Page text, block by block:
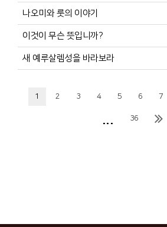
나오미와 룻의 이야기
이것이 무슨 뜻입니까?
새 예루살렘성을 바라보라
1 2 3 4 5 6 7
... 36